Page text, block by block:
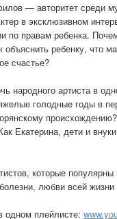
— авторитет среди
в эксклюзивном
правам ребенка.
ребенку, что
счастье?
народного артиста в
голодные годы в
Екатерина, дети и
которые
любви всей жизни
плейлисте: